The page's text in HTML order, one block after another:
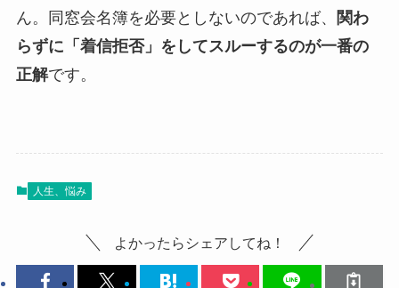
ん。同窓会名簿を必要としないのであれば、
関わ
らずに「着信拒否」をしてスルーするのが一番の
正解です。
人生、悩み
よかったらシェアしてね！